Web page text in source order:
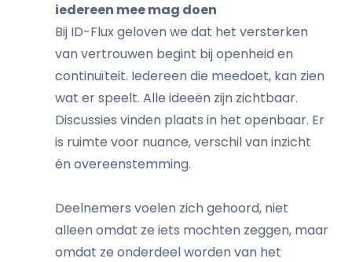
iedereen mee mag doen
Bij ID-Flux geloven we dat het versterken
van vertrouwen begint bij openheid en
continuïteit. Iedereen die meedoet, kan zien
wat er speelt. Alle ideeën zijn zichtbaar.
Discussies vinden plaats in het openbaar. Er
is ruimte voor nuance, verschil van inzicht
én overeenstemming.
Deelnemers voelen zich gehoord, niet
alleen omdat ze iets mochten zeggen, maar
omdat ze onderdeel worden van het